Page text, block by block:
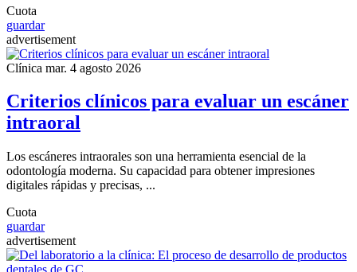
Cuota
guardar
advertisement
Clínica mar. 4 agosto 2026
Criterios clínicos para evaluar un escáner
intraoral
Los escáneres intraorales son una herramienta esencial de la
odontología moderna. Su capacidad para obtener impresiones
digitales rápidas y precisas, ...
Cuota
guardar
advertisement